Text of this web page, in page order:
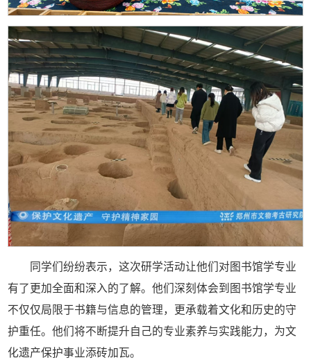
同学们纷纷表示，这次研学活动让他们对图书馆学专业
有了更加全面和深入的了解。他们深刻体会到图书馆学专业
不仅仅局限于书籍与信息的管理，更承载着文化和历史的守
护重任。他们将不断提升自己的专业素养与实践能力，为文
化遗产保护事业添砖加瓦。